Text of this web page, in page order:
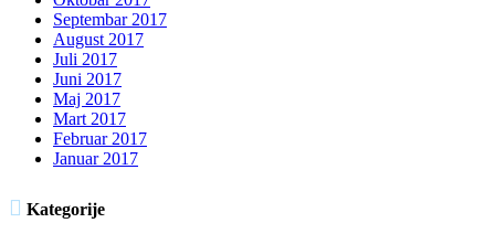
Septembar 2017
August 2017
Juli 2017
Juni 2017
Maj 2017
Mart 2017
Februar 2017
Januar 2017
 Kategorije